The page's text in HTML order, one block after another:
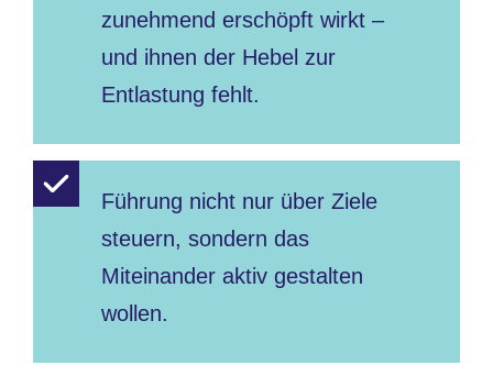
zunehmend erschöpft wirkt –
und ihnen der Hebel zur
Entlastung fehlt.
Führung nicht nur über Ziele
steuern, sondern das
Miteinander aktiv gestalten
wollen.